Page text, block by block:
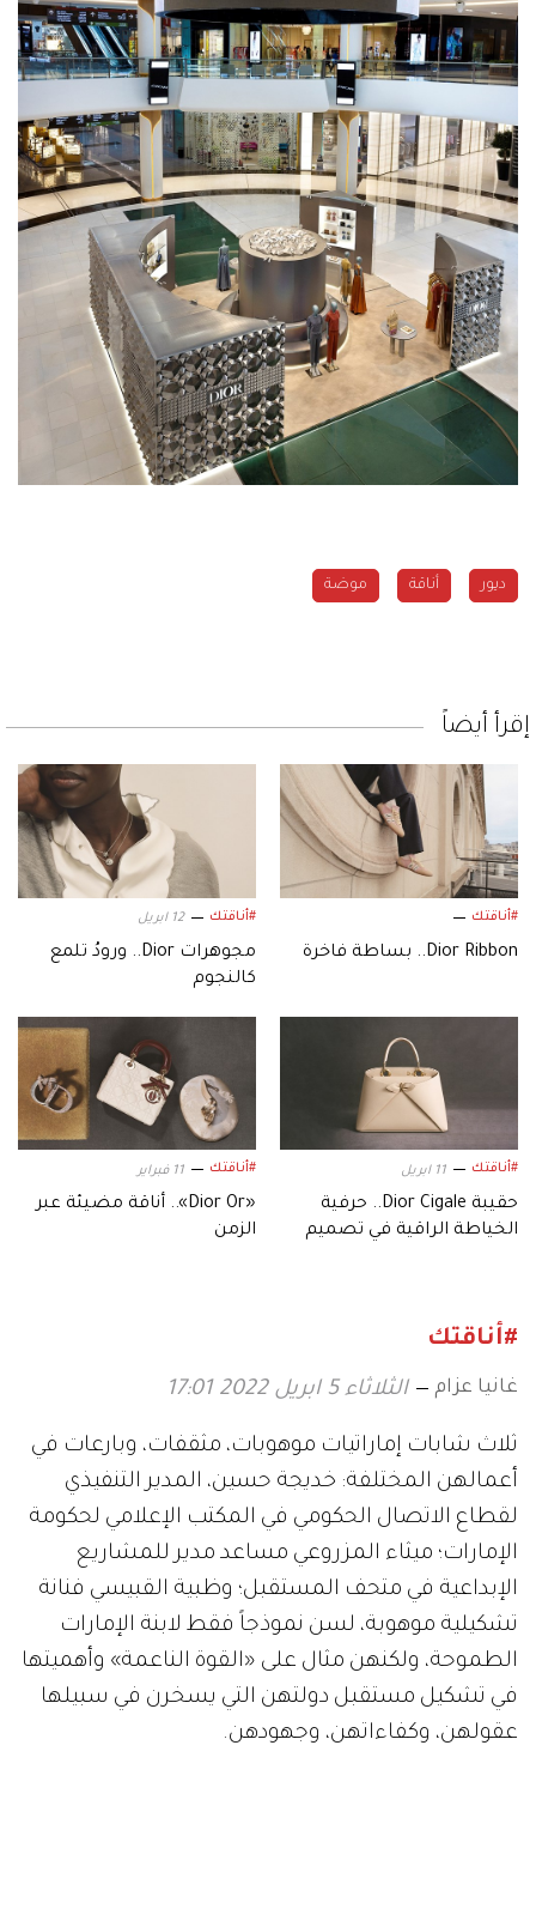
ديور أناقة موضة
إقرأ أيضاً
#أناقتك
Dior Ribbon.. بساطة فاخرة
#أناقتك 12 ابريل
مجوهرات Dior.. ورودُ تلمع
كالنجوم
#أناقتك 11 ابريل
حقيبة Dior Cigale.. حرفية
الخياطة الراقية في تصميم
#أناقتك 11 فبراير
«Dior Or».. أناقة مضيئة عبر
الزمن
#أناقتك
غانيا عزام الثلاثاء 5 ابريل 2022 17:01
ثلاث شابات إماراتيات موهوبات، مثقفات، وبارعات في
أعمالهن المختلفة: خديجة حسين، المدير التنفيذي
لقطاع الاتصال الحكومي في المكتب الإعلامي لحكومة
الإمارات؛ ميثاء المزروعي مساعد مدير للمشاريع
الإبداعية في متحف المستقبل؛ وظبية القبيسي فنانة
تشكيلية موهوبة، لسن نموذجاً فقط لابنة الإمارات
الطموحة، ولكنهن مثال على «القوة الناعمة» وأهميتها
في تشكيل مستقبل دولتهن التي يسخرن في سبيلها
عقولهن، وكفاءاتهن، وجهودهن.